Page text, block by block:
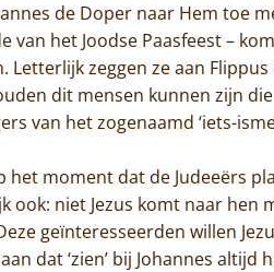
de Doper naar Hem toe
van het Joodse Paasfeest –
zeggen ze aan Flippus
dit mensen kunnen zijn
van het zogenaamd ‘iets-
moment dat de Judeeërs
ook: niet Jezus komt naar hen
geïnteresseerden willen
dat ‘zien’ bij Johannes altijd